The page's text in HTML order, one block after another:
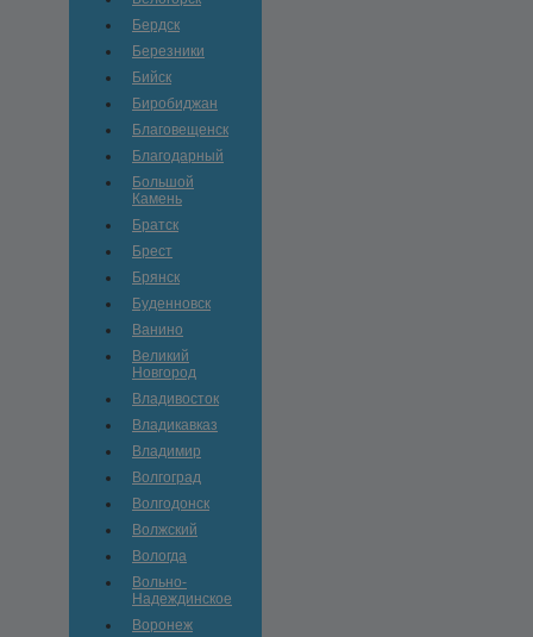
Бердск
Березники
Бийск
Биробиджан
Благовещенск
Благодарный
Большой
Камень
Братск
Брест
Брянск
Буденновск
Ванино
Великий
Новгород
Владивосток
Владикавказ
Владимир
Волгоград
Волгодонск
Волжский
Вологда
Вольно-
Hадеждинское
Воронеж